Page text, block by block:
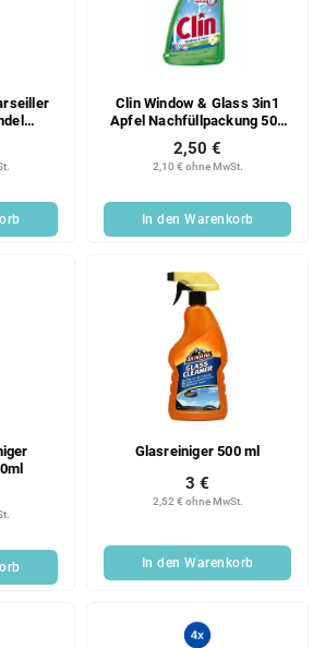
500 ml
Clin Window & Glass 3in1
Apfel Nachfüllpackung 500
ml
2,10 € ohne MwSt.
2,50 €
In den Warenkorb
Glasreiniger 500 ml
2,52 € ohne MwSt.
3 €
In den Warenkorb